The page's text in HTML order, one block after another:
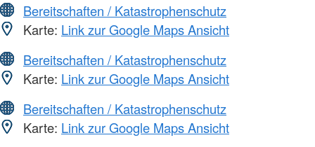
Bereitschaften / Katastrophenschutz
Karte: Link zur Google Maps Ansicht
Bereitschaften / Katastrophenschutz
Karte: Link zur Google Maps Ansicht
Bereitschaften / Katastrophenschutz
Karte: Link zur Google Maps Ansicht